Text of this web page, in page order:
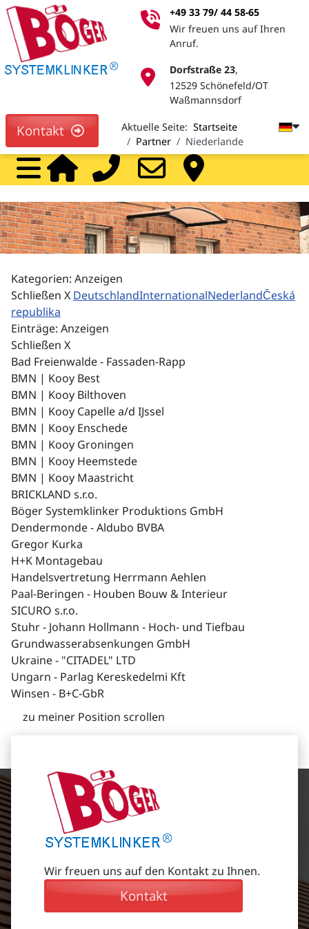
Kontakt
+49 33 79/ 44 58-65
Wir freuen uns auf Ihren
Anruf.
Dorfstraße 23,
12529 Schönefeld/OT
Waßmannsdorf
Aktuelle Seite: Startseite
Partner
Niederlande
HomeCall
Kategorien: Anzeigen
Schließen X DeutschlandInternationalNederlandČeská
republika
Einträge: Anzeigen
Schließen X
Bad Freienwalde - Fassaden-Rapp
BMN | Kooy Best
BMN | Kooy Bilthoven
BMN | Kooy Capelle a/d IJssel
BMN | Kooy Enschede
BMN | Kooy Groningen
BMN | Kooy Heemstede
BMN | Kooy Maastricht
BRICKLAND s.r.o.
Böger Systemklinker Produktions GmbH
Dendermonde - Aldubo BVBA
Gregor Kurka
H+K Montagebau
Handelsvertretung Herrmann Aehlen
Paal-Beringen - Houben Bouw & Interieur
SICURO s.r.o.
Stuhr - Johann Hollmann - Hoch- und Tiefbau
Grundwasserabsenkungen GmbH
Ukraine - "CITADEL" LTD
Ungarn - Parlag Kereskedelmi Kft
Winsen - B+C-GbR
zu meiner Position scrollen
Wir freuen uns auf den Kontakt zu Ihnen.
Kontakt